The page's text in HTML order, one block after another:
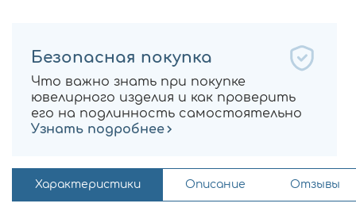
Безопасная покупка
Что важно знать при покупке
ювелирного изделия и как проверить
его на подлинность самостоятельно
Узнать подробнее
Характеристики Описание Отзывы